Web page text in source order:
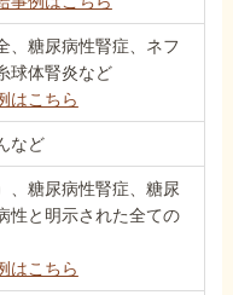
、糖尿病性腎症、ネフ
球体腎炎など
はこちら
など
、糖尿病性腎症、糖尿
性と明示された全ての
はこちら